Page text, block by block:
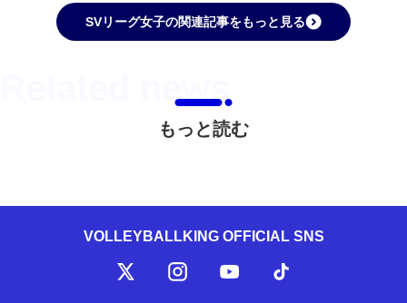
SVリーグ女子の関連記事をもっと見る
もっと読む
VOLLEYBALLKING OFFICIAL SNS